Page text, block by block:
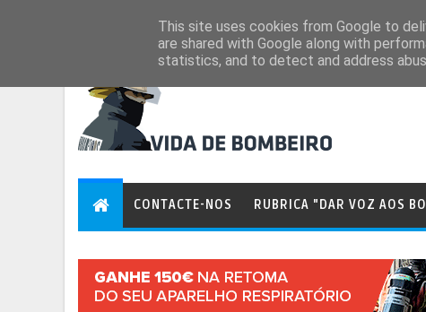
CONTACTE-NOS RUBRICA "DAR VOZ AOS
This site uses cookies from Google to
are shared with Google along with
statistics, and to detect and address